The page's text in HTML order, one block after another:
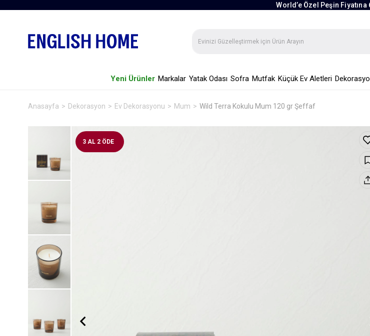
World’e Özel Peşin Fiyatına
Yeni Ürünler Markalar Yatak Odası Sofra Mutfak Küçük Ev Aletleri
Anasayfa Dekorasyon Ev Dekorasyonu Mum Wild Terra Kokulu Mum 120 gr Şeffaf
3 AL 2 ÖDE